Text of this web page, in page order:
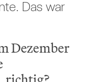
Das war
Dezember